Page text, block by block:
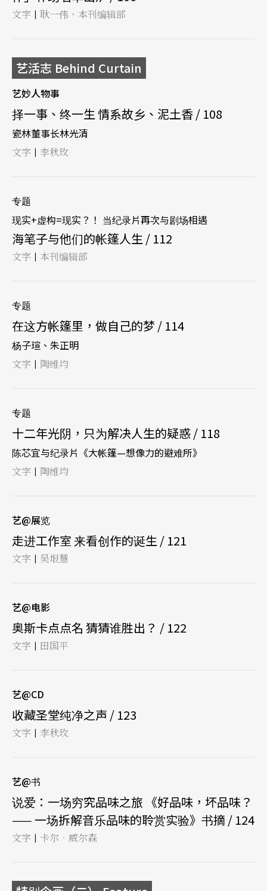
文字 | 耿一伟、本刊编辑部
艺活志 Behind Curtain
艺妙人物事
择一事、终一生 情系故乡、泥土香 / 108
瓷林董事长林光清
文字 | 李秋玫
专题
现实+虚构=现实？！ 当纪录片再次与剧场相遇
海笔子与他们的帐篷人生 / 112
文字 | 本刊编辑部
专题
在这方帐篷里，做自己的梦 / 114
杨子瑄、朱正明
文字 | 陶维均
专题
十二年光阴，只为解决人生的疑惑 / 118
陈芯宜与纪录片《大帐篷—想像力的避难所》
文字 | 陶维均
艺@展览
走进工作室 来看创作的诞生 / 121
文字 | 吴垠慧
艺@电影
奥斯卡点点名 猜猜谁胜出？ / 122
文字 | 田国平
艺@CD
收藏圣堂纯净之声 / 123
文字 | 李秋玫
艺@书
说爱：一场穷究品味之旅 《好品味，坏品味？
—— 一场拆解音乐品味的聆赏实验》书摘 / 124
文字 | 卡尔．威尔森